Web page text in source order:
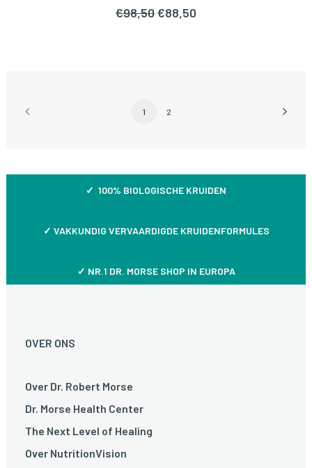
€98,50Oorspronkelijke
€88,50
1 2
✓ 100% BIOLOGISCHE KRUIDEN
✓ VAKKUNDIG VERVAARDIGDE KRUIDENFORMULES
✓ NR.1 DR. MORSE SHOP IN EUROPA
OVER ONS
Over Dr. Robert Morse
Dr. Morse Health Center
The Next Level of Healing
Over NutritionVision